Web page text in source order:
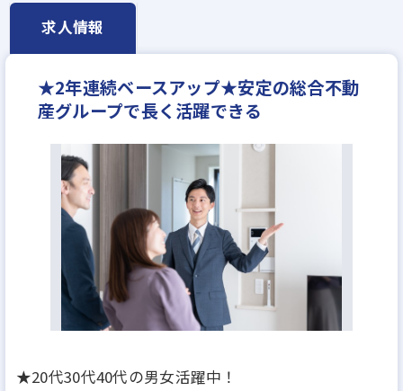
年間休日120日以上
年収550万円
求人情報
★2年連続ベースアップ★安定の総合不動
産グループで長く活躍できる
★20代30代40代の男女活躍中！